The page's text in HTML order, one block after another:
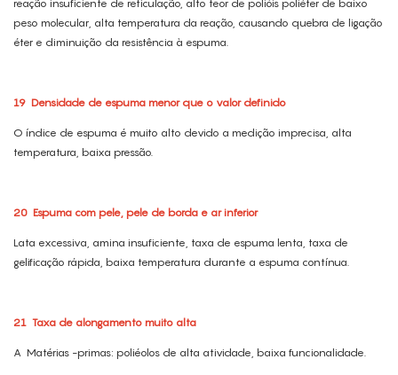
reação insuficiente de reticulação, alto teor de polióis poliéter de baixo
peso molecular, alta temperatura da reação, causando quebra de ligação
éter e diminuição da resistência à espuma.
19 Densidade de espuma menor que o valor definido
O índice de espuma é muito alto devido a medição imprecisa, alta
temperatura, baixa pressão.
20 Espuma com pele, pele de borda e ar inferior
Lata excessiva, amina insuficiente, taxa de espuma lenta, taxa de
gelificação rápida, baixa temperatura durante a espuma contínua.
21 Taxa de alongamento muito alta
A Matérias -primas: poliéolos de alta atividade, baixa funcionalidade.